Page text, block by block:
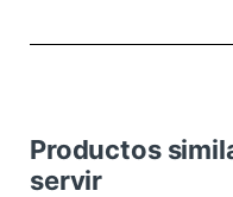
Productos
servir